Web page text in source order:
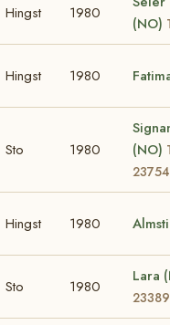
Hingst 1980
(NO)
Hingst 1980
Sto 1980
(NO)
23754
Hingst 1980
Sto 1980
Lara
23389